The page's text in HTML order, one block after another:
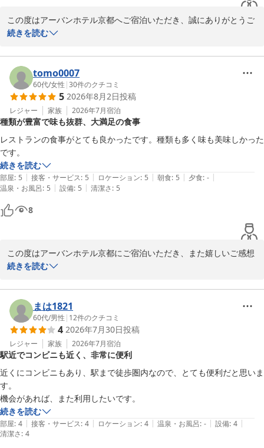
お客様のご来館を心よりお待ちしております。
アーバンホテル京都
2026-05-30
この度はアーバンホテル京都へご宿泊いただき、誠にありがとうご
ざいます。
スタッフの接客につきまして温かいお言葉をいただき、大変嬉しく
拝読いたしました。
また、お部屋の清掃や空調の配置についてもご満足いただけたよう
で安心しております。
一方で、コンセントの位置やハンドソープにつきましては、ご不便
をおかけし申し訳ございませんでした。
いただいたご意見は、今後より快適にお過ごしいただけるホテルづ
くりの参考とさせていただきます。
また京都へお越しの際は、ぜひご利用くださいませ。
スタッフ一同、心よりお待ちしております。
アーバンホテル京都
続きを読む
tomo0007
60代/女性 |30件のクチコミ
5 2026年8月2日投稿
レジャー 家族 2026年7月宿泊
種類が豊富で味も抜群、大満足の食事
レストランの食事がとても良かったです。種類も多く味も美味しかった
です。
続きを読む
部屋: 5 | 接客・サービス: 5 | ロケーション: 5 | 朝食: 5 | 夕食: - |
温泉・お風呂: 5 | 設備: 5 | 清潔さ: 5
8
この度はアーバンホテル京都にご宿泊いただき、また嬉しいご感想
をお寄せいただき誠にありがとうございます。
レストランでのお食事にご満足いただけたとのこと、大変嬉しく拝
読いたしました。お料理の種類や味についてお褒めの言葉をいただ
き、レストランスタッフにとっても大きな励みとなります。
これからも皆様に美味しいお食事と快適なご滞在をご提供できるよ
う、より一層努めてまいります。
また京都へお越しの際は、ぜひアーバンホテル京都をご利用くださ
いませ。スタッフ一同、心よりお待ちしております。
アーバンホテル京都
アーバンホテル京都
続きを読む
まは1821
60代/男性 | 12件のクチコミ
4 2026年7月30日投稿
レジャー 家族 2026年7月宿泊
駅近でコンビニも近く、非常に便利
近くにコンビニもあり、駅まで徒歩圏内なので、とても便利だと思いま
す。
機会があれば、また利用したいです。
続きを読む
部屋: 4 | 接客・サービス: 4 | ロケーション: 4 | 温泉・お風呂: - | 設備: 4 |
清潔さ: 4